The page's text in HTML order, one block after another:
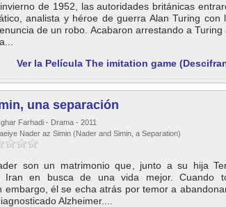
de 1952, las autoridades británicas
analista y héroe de guerra Alan Turing con
de un robo. Acabaron arrestando a Turing
Ver la Película The imitation game
una separación
Farhadi - Drama - 2011
Nader az Simin (Nader and Simin, a Separation)
son un matrimonio que, junto a su hija
Iran en busca de una vida mejor. Cuando
embargo, él se echa atrás por temor a
Alzheimer....